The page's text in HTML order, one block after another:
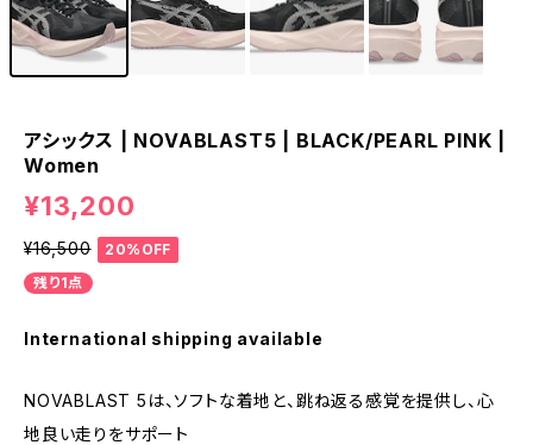
アシックス | NOVABLAST5 | BLACK/PEARL PINK |
Women
¥13,200
¥16,500
20%OFF
残り1点
International shipping available
NOVABLAST 5は、ソフトな着地と、跳ね返る感覚を提供し、心
地良い走りをサポート